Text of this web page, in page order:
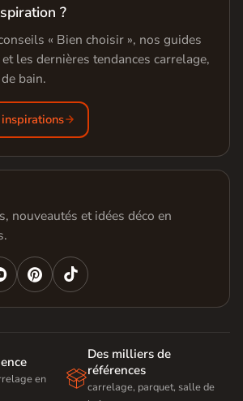
?
« Bien choisir », nos guides
les dernières tendances carrelage,
bain.
nouveautés et idées déco en

en

Des milliers de
références
carrelage, parquet, salle de